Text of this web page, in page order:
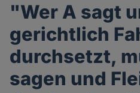
"Wer A sagt
gerichtlich
durchsetzt,
sagen und